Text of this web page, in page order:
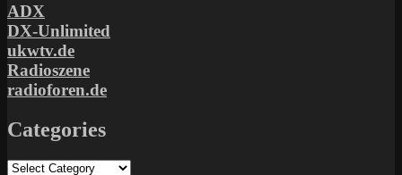
ADX
DX-Unlimited
ukwtv.de
Radioszene
radioforen.de
Categories
Categories